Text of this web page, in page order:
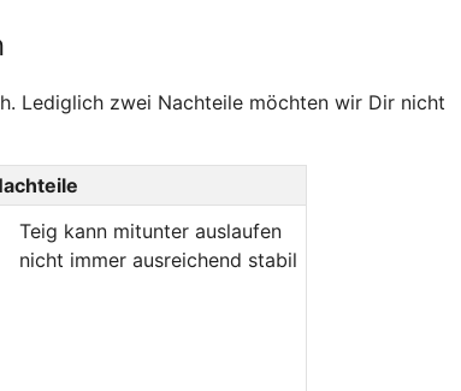
Lediglich zwei Nachteile möchten wir Dir nicht
Teig kann mitunter auslaufen
nicht immer ausreichend stabil